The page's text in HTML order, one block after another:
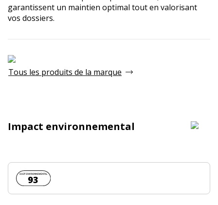
garantissent un maintien optimal tout en valorisant
vos dossiers.
Tous les produits de la marque
Impact environnemental
Coût environnemental :
93